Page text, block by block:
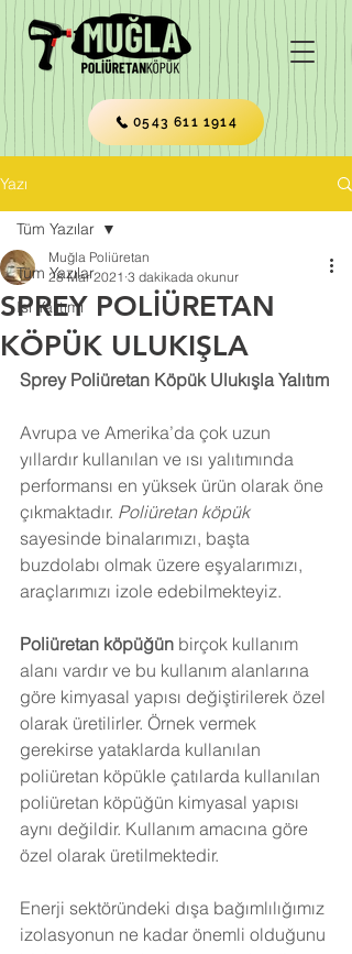
0543 611 1914
Yazı
Tüm Yazılar
Isı Yalıtımı
Tüm Yazılar
SPREY POLİÜRETAN
KÖPÜK ULUKIŞLA
Muğla Poliüretan
28 Mar 2021 3 dakikada okunur
Sprey Poliüretan Köpük Ulukışla Yalıtım
Avrupa ve Amerika’da çok uzun
yıllardır kullanılan ve ısı yalıtımında
performansı en yüksek ürün olarak öne
çıkmaktadır. Poliüretan köpük
sayesinde binalarımızı, başta
buzdolabı olmak üzere eşyalarımızı,
araçlarımızı izole edebilmekteyiz.
Poliüretan köpüğün birçok kullanım
alanı vardır ve bu kullanım alanlarına
göre kimyasal yapısı değiştirilerek özel
olarak üretilirler. Örnek vermek
gerekirse yataklarda kullanılan
poliüretan köpükle çatılarda kullanılan
poliüretan köpüğün kimyasal yapısı
aynı değildir. Kullanım amacına göre
özel olarak üretilmektedir.
Enerji sektöründeki dışa bağımlılığımız
izolasyonun ne kadar önemli olduğunu